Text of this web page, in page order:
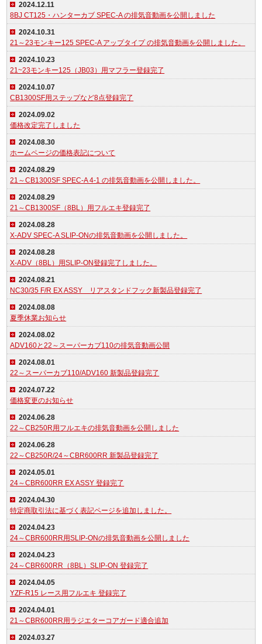
2024.12.11
8BJ CT125・ハンターカブ SPEC-A の排気音動画を公開しました
2024.10.31
21～23モンキー125 SPEC-A アップタイプ の排気音動画を公開しました。
2024.10.23
21~23モンキー125（JB03）用マフラー登録完了
2024.10.07
CB1300SF用ステップなど8点登録完了
2024.09.02
価格改定完了しました
2024.08.30
ホームページの価格表記について
2024.08.29
21～CB1300SF SPEC-A 4-1 の排気音動画を公開しました。
2024.08.29
21～CB1300SF（8BL）用フルエキ登録完了
2024.08.28
X-ADV SPEC-A SLIP-ONの排気音動画を公開しました。
2024.08.28
X-ADV（8BL）用SLIP-ON登録完了しました。
2024.08.21
NC30/35 F/R EX ASSY リアスタンドフック新製品登録完了
2024.08.08
夏季休業お知らせ
2024.08.02
ADV160と22～スーパーカブ110の排気音動画公開
2024.08.01
22～スーパーカブ110/ADV160 新製品登録完了
2024.07.22
価格変更のお知らせ
2024.06.28
22～CB250R用フルエキの排気音動画を公開しました
2024.06.28
22～CB250R/24～CBR600RR 新製品登録完了
2024.05.01
24～CBR600RR EX ASSY 登録完了
2024.04.30
特定商取引法に基づく表記ページを追加しました。
2024.04.23
24～CBR600RR用SLIP-ONの排気音動画を公開しました
2024.04.23
24～CBR600RR（8BL）SLIP-ON 登録完了
2024.04.05
YZF-R15 レース用フルエキ 登録完了
2024.04.01
21～CBR600RR用ラジエターコアガード適合追加
2024.03.27